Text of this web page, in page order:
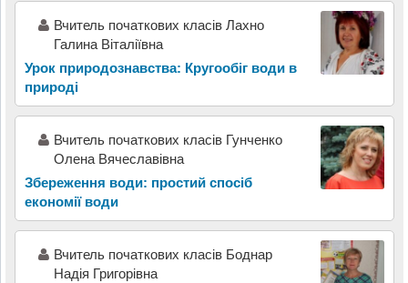
Вчитель початкових класів Лахно
Галина Віталіївна
Урок природознавства: Кругообіг води в
природі
Вчитель початкових класів Гунченко
Олена Вячеславівна
Збереження води: простий спосіб
економії води
Вчитель початкових класів Боднар
Надія Григорівна